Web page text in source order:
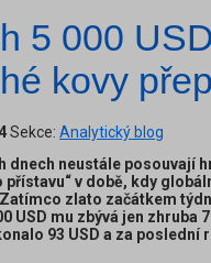
5 000
kovy
Sekce: Analytický blog
dnech neustále posouvají
přístavu“ v době, kdy
zlato začátkem
USD mu zbývá jen zhruba
93 USD a za poslední